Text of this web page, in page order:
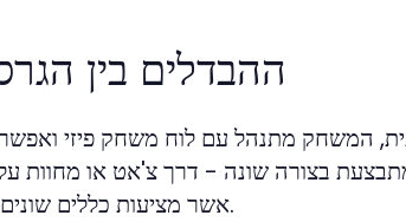
ההבדלים בין
המשחק מתנהל עם לוח משחק פיזי
בצורה שונה - דרך צ'אט או מחוות על
אשר מציעות כללים שונים או אתגרים נוספים אשר לא זמינים בגרסה המסורתית.